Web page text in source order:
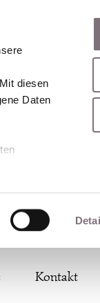
diesen
Daten
Kontakt